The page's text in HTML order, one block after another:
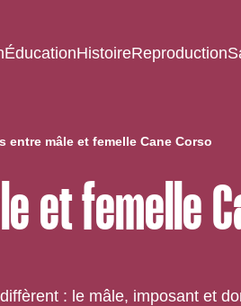
ÉducationHistoireReproduction
entre mâle et femelle Cane Corso
et femelle
: le mâle, imposant et